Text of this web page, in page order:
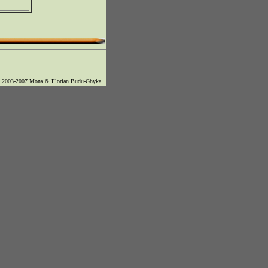
2007 Mona & Florian Budu-Ghyka